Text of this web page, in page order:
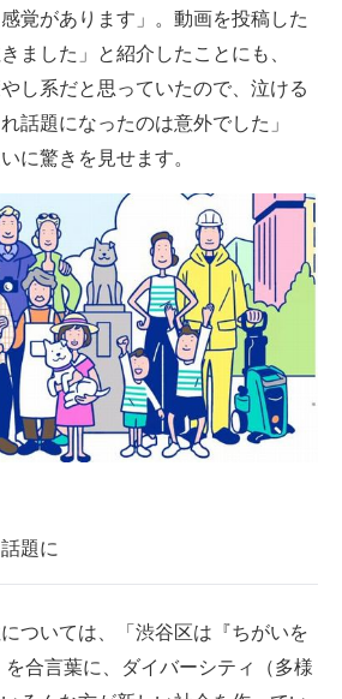
覚があります」。動画を投稿した
ました」と紹介したことにも、
し系だと思っていたので、泣ける
話題になったのは意外でした」
に驚きを見せます。
題に
ついては、「渋谷区は『ちがいを
合言葉に、ダイバーシティ（多様